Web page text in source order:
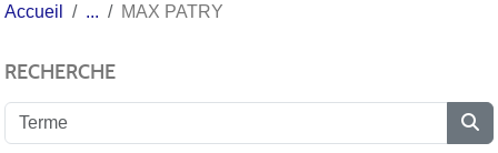
Accueil MAX PATRY
RECHERCHE